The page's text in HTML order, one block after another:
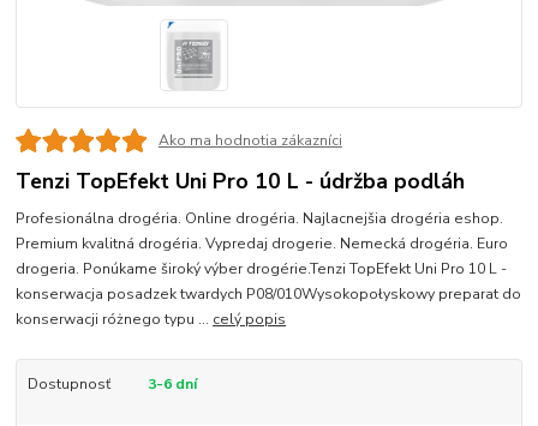
Ako ma hodnotia zákazníci
Tenzi TopEfekt Uni Pro 10 L - údržba podláh
Profesionálna drogéria. Online drogéria. Najlacnejšia drogéria eshop.
Premium kvalitná drogéria. Vypredaj drogerie. Nemecká drogéria. Euro
drogeria. Ponúkame široký výber drogérie.Tenzi TopEfekt Uni Pro 10 L -
konserwacja posadzek twardych P08/010Wysokopołyskowy preparat do
konserwacji różnego typu ... celý popis
Dostupnosť 3-6 dní